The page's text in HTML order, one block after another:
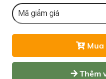
Mua
Thêm